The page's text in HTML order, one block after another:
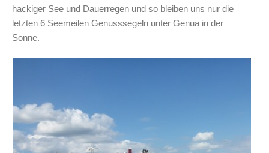
hackiger See und Dauerregen und so bleiben uns nur die
letzten 6 Seemeilen Genusssegeln unter Genua in der
Sonne.